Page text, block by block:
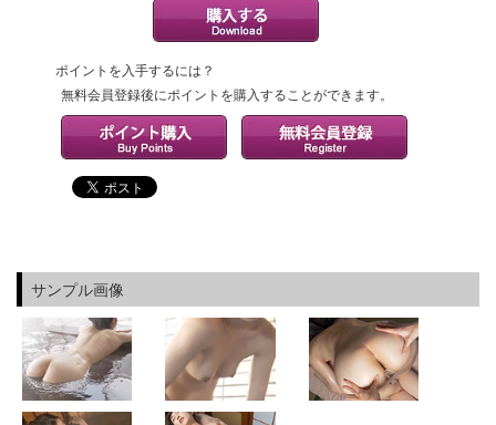
ポイントを入手するには？
無料会員登録後にポイントを購入することができます。
サンプル画像